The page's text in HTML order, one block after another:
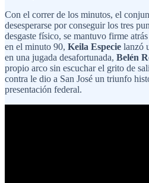
Con el correr de los minutos, el
desesperarse por conseguir los tres
desgaste físico, se mantuvo firme
en el minuto 90, Keila Especie lanzó
en una jugada desafortunada, Belén
propio arco sin escuchar el grito de
contra le dio a San José un triunfo
presentación federal.